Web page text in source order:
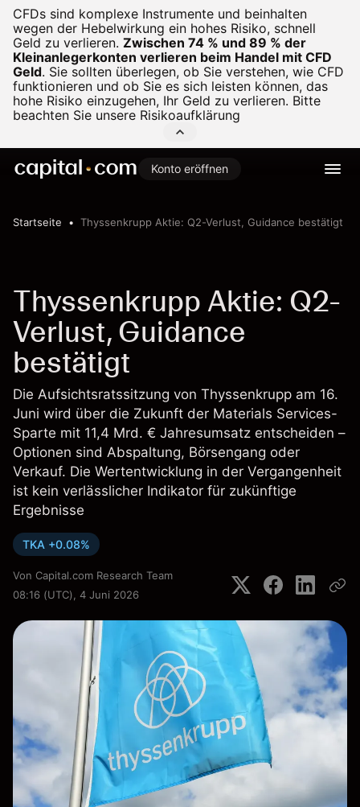
CFDs sind komplexe Instrumente und beinhalten
wegen der Hebelwirkung ein hohes Risiko, schnell
Geld zu verlieren. Zwischen 74 % und 89 % der
Kleinanlegerkonten verlieren beim Handel mit CFD
Geld. Sie sollten überlegen, ob Sie verstehen, wie CFD
funktionieren und ob Sie es sich leisten können, das
hohe Risiko einzugehen, Ihr Geld zu verlieren. Bitte
beachten Sie unsere Risikoaufklärung
Konto eröffnen
Startseite Thyssenkrupp Aktie: Q2-Verlust, Guidance bestätigt
Thyssenkrupp Aktie: Q2-
Verlust, Guidance
bestätigt
Die Aufsichtsratssitzung von Thyssenkrupp am 16.
Juni wird über die Zukunft der Materials Services-
Sparte mit 11,4 Mrd. € Jahresumsatz entscheiden –
Optionen sind Abspaltung, Börsengang oder
Verkauf. Die Wertentwicklung in der Vergangenheit
ist kein verlässlicher Indikator für zukünftige
Ergebnisse
TKA +0.08%
Von Capital.com Research Team
08:16 (UTC), 4 Juni 2026